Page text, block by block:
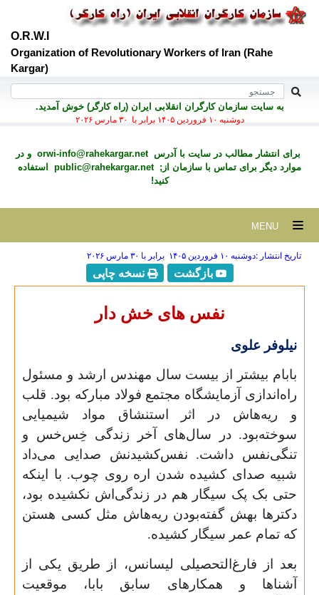
O.R.W.I
Organization of Revolutionary Workers of Iran (Rahe
Kargar)
به سايت سازمان کارگران انقلابی ايران (راه کارگر) خوش آمديد.
دوشنبه ۱۰ فروردين ۱۴۰۵ برابر با ۳۰ مارس ۲۰۲۶
برای انتشار مطالب در سايت با آدرسorwi-info@rahekargar.net و در
موارد ديگر برای تماس با سازمان از;public@rahekargar.net
استفاده
کنید!
تاریخ انتشار :دوشنبه ۱۰ فروردين ۱۴۰۵ برابر با ۳۰ مارس ۲۰۲۶
بازگشت نسخه چاپی
نفس های خش دار
نیلوفر علوی
بابام بیشتر از بیست سال مهندس ارشد و مسئول
راه‌اندازی آزمایشگاه مجتمع فولاد مبارکه بود. قلب
و ریه‌هاش در اثر استنشاق مواد شیمیایی
سوخته‌بود. در سال‌های آخر زندگی‌ خِس‌خس و
تنگی‌نفس داشت. نفس‌کشیدنش صدایی می‌داد
شبیه صدای کشیده شدن اره روی چوب. با اینکه
حتی بک پک سیگار هم در زندگی‌اش نکشیده ‌بود،
دکترها بهش گفته‌بودن ریه‌هاش مثل کسی هستن
که تمام عمر سیگار کشیده.
بعد از فارغ‌التحصیلی لیسانس، از طریق یکی از
آشناها و همکارهای سابق بابا، موقعیت